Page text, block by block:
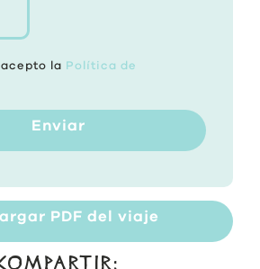
la Política de
Enviar
PDF del viaje